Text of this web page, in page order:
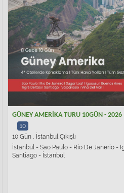
GÜNEY AMERİKA TURU 10GÜN - 2026
10
10 Gün , İstanbul Çıkışlı
İstanbul - Sao Paulo - Rio De Janerio -
Santiago - İstanbul